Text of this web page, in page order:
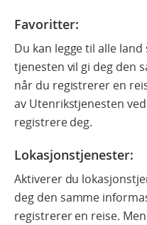
Favoritter:
Du kan legge til alle
tjenesten vil gi deg den
når du registrerer en
av Utenrikstjenesten
registrere deg.
Lokasjonstjenester:
Aktiverer du
deg den samme
registrerer en reise.